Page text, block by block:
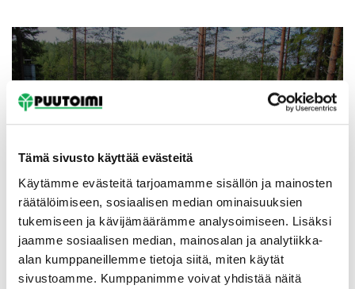
Tämä sivusto käyttää evästeitä
Käytämme evästeitä tarjoamamme sisällön ja mainosten
räätälöimiseen, sosiaalisen median ominaisuuksien
tukemiseen ja kävijämäärämme analysoimiseen. Lisäksi
jaamme sosiaalisen median, mainosalan ja analytiikka-
alan kumppaneillemme tietoja siitä, miten käytät
sivustoamme. Kumppanimme voivat yhdistää näitä
Etusivu